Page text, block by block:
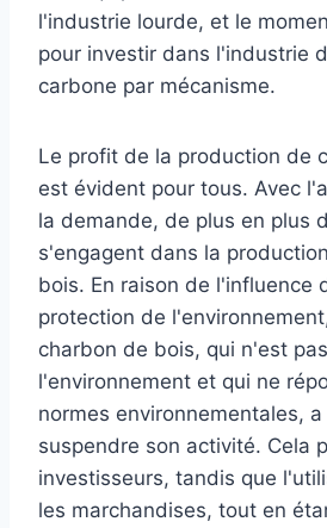
l'industrie lourde, et le
pour investir dans l'industrie
carbone par mécanisme.
Le profit de la production de
est évident pour tous. Avec
la demande, de plus en plus
s'engagent dans la
bois. En raison de l'influence
protection de
charbon de bois, qui n'est
l'environnement et qui ne
normes environnementales,
suspendre son activité. Cela
investisseurs, tandis que
les marchandises, tout en